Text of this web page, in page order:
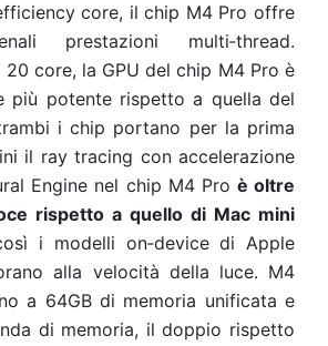
core, il chip M4 Pro offre
prestazioni multi‑thread.
core, la GPU del chip M4 Pro è
più potente rispetto a quella del
i chip portano per la prima
il ray tracing con accelerazione
Engine nel chip M4 Pro è oltre
rispetto a quello di Mac mini
i modelli on‑device di Apple
alla velocità della luce. M4
a 64GB di memoria unificata e
di memoria, il doppio rispetto